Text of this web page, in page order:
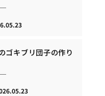
ゴキブリ団子の作り